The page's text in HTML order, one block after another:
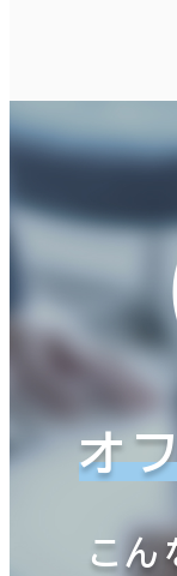
オ
こん